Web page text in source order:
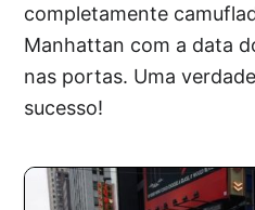
completamente
Manhattan com a data
nas portas. Uma
sucesso!